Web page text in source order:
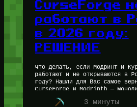
CurseForge
работают в
в 2026 году:
РЕШЕНИЕ
Что делать, если Модринт и
работают и не открываются в
году? Нашли для Вас самое
CurseForge и Modrinth —
скачивания модов…
3 минуты